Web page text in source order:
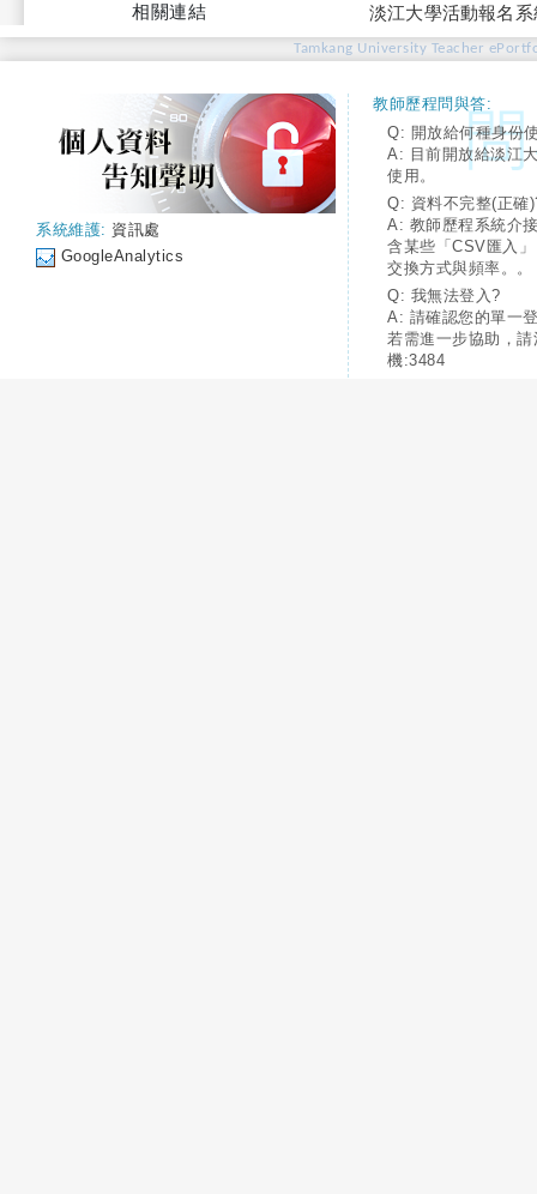
相關連結 淡江大學活動報名
Tamkang University Teacher
系統維護: 資訊處
GoogleAnalytics
教師歷程問與答:
Q: 開放給何種身份
A: 目前開放給淡江
使用。
Q: 資料不完整(正確
A: 教師歷程系統介
含某些「CSV匯入
交換方式與頻率。。
Q: 我無法登入?
A: 請確認您的單一
若需進一步協助，
機:3484